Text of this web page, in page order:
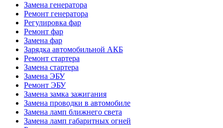
Замена генератора
Ремонт генератора
Регулировка фар
Ремонт фар
Замена фар
Зарядка автомобильной АКБ
Ремонт стартера
Замена стартера
Замена ЭБУ
Ремонт ЭБУ
Замена замка зажигания
Замена проводки в автомобиле
Замена ламп ближнего света
Замена ламп габаритных огней